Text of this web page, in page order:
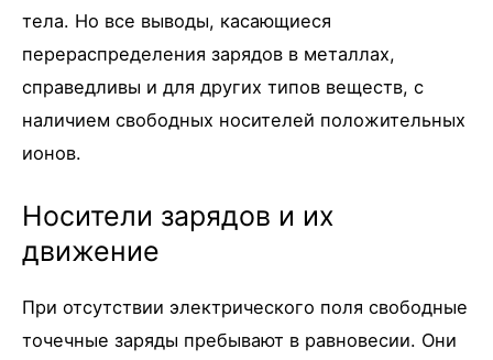
тела. Но все выводы, касающиеся
перераспределения зарядов в металлах,
справедливы и для других типов веществ, с
наличием свободных носителей положительных
ионов.
Носители зарядов и их
движение
При отсутствии электрического поля свободные
точечные заряды пребывают в равновесии. Они